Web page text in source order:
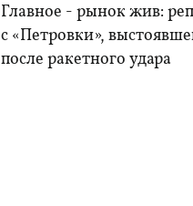
Главное - рынок жив:
с «Петровки»,
после ракетного удара